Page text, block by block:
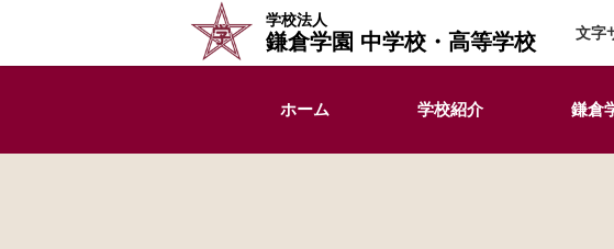
学校法人
鎌倉学園 中学校・高等学校 文字
ホーム 学校紹介 鎌倉